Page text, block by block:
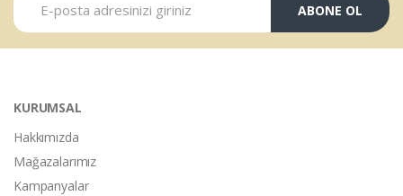
ABONE OL
KURUMSAL
Hakkımızda
Mağazalarımız
Kampanyalar